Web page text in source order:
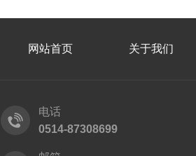
网站首页 关于我们
电话
0514-87308699